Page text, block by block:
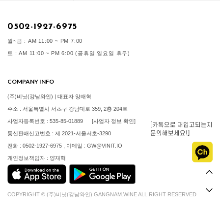
0502-1927-6975
월~금 : AM 11:00 ~ PM 7:00
토 : AM 11:00 ~ PM 6:00 (공휴일,일요일 휴무)
COMPANY INFO
(주)비닛(강남와인) | 대표자 양재혁
주소 : 서울특별시 서초구 강남대로 359, 2층 204호
사업자등록번호 : 535-85-01889 [사업자 정보 확인]
통신판매신고번호 : 제 2021-서울서초-3290
전화 : 0502-1927-6975 , 이메일 : GW@VINIT.IO
개인정보책임자 : 양재혁
COPYRIGHT © (주)비닛(강남와인) GANGNAM.WINE ALL RIGHT RESERVED
[카톡으로 재입고되는지
문의해보세요!]